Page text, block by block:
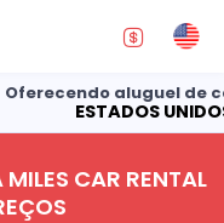
aluguel de carros nos
UNIDOS
CAR RENTAL